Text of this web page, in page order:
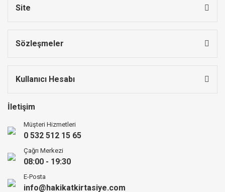
Site
Sözleşmeler
Kullanıcı Hesabı
İletişim
Müşteri Hizmetleri
0 532 512 15 65
Çağrı Merkezi
08:00 - 19:30
E-Posta
info@hakikatkirtasiye.com